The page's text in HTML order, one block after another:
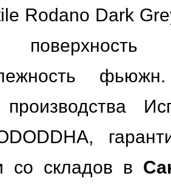
Rodano Dark
поверхность
со складов в